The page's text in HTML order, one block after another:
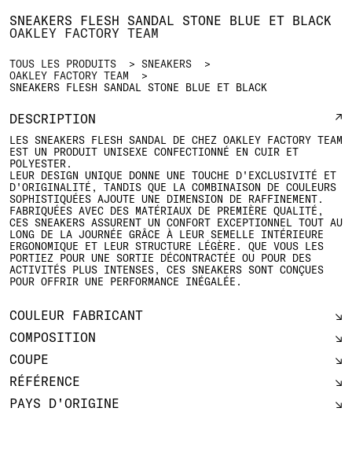
TOUS LES PRODUITS
SNEAKERS
OAKLEY FACTORY TEAM
SNEAKERS FLESH SANDAL STONE BLUE ET BLACK
SNEAKERS FLESH SANDAL STONE BLUE ET BLACK
OAKLEY FACTORY TEAM
DESCRIPTION
LES SNEAKERS FLESH SANDAL DE CHEZ OAKLEY FACTORY TEAM
EST UN PRODUIT UNISEXE CONFECTIONNÉ EN CUIR ET
POLYESTER.
LEUR DESIGN UNIQUE DONNE UNE TOUCHE D'EXCLUSIVITÉ ET
D'ORIGINALITÉ, TANDIS QUE LA COMBINAISON DE COULEURS
SOPHISTIQUÉES AJOUTE UNE DIMENSION DE RAFFINEMENT.
FABRIQUÉES AVEC DES MATÉRIAUX DE PREMIÈRE QUALITÉ,
CES SNEAKERS ASSURENT UN CONFORT EXCEPTIONNEL TOUT AU
LONG DE LA JOURNÉE GRÂCE À LEUR SEMELLE INTÉRIEURE
ERGONOMIQUE ET LEUR STRUCTURE LÉGÈRE. QUE VOUS LES
PORTIEZ POUR UNE SORTIE DÉCONTRACTÉE OU POUR DES
ACTIVITÉS PLUS INTENSES, CES SNEAKERS SONT CONÇUES
POUR OFFRIR UNE PERFORMANCE INÉGALÉE.
COULEUR FABRICANT
COMPOSITION
COUPE
RÉFÉRENCE
PAYS D'ORIGINE